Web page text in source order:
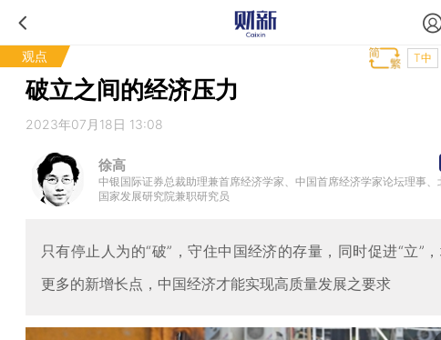
观点 T中
破立之间的经济压力
2023年07月18日 13:08
徐高
中银国际证券总裁助理兼首席经济学家、中国首席经济学家论坛理事、
国家发展研究院兼职研究员
只有停止人为的“破”，守住中国经济的存量，同时促进“立”
更多的新增长点，中国经济才能实现高质量发展之要求